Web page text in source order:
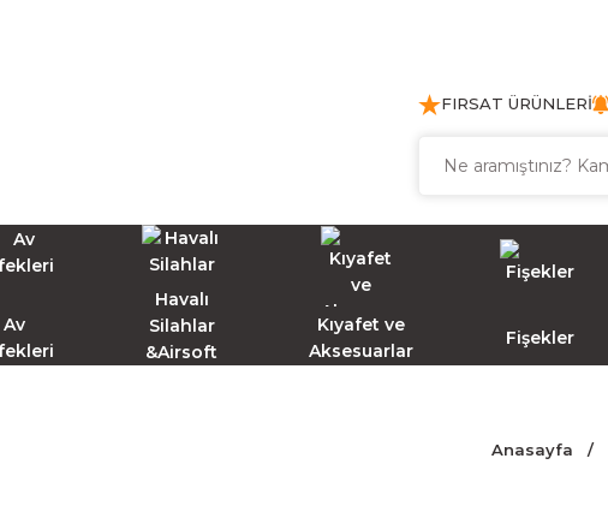
FIRSAT ÜRÜNLERİ
Av
Havalı
Silahlar
&Airsoft
Kıyafet ve
Aksesuarlar
Fişekler
Anasayfa